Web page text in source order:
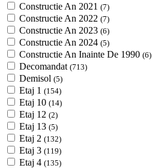
Constructie An 2021 (7)
Constructie An 2022 (7)
Constructie An 2023 (6)
Constructie An 2024 (5)
Constructie An Inainte De 1990 (6)
Decomandat (713)
Demisol (5)
Etaj 1 (154)
Etaj 10 (14)
Etaj 12 (2)
Etaj 13 (5)
Etaj 2 (132)
Etaj 3 (119)
Etaj 4 (135)